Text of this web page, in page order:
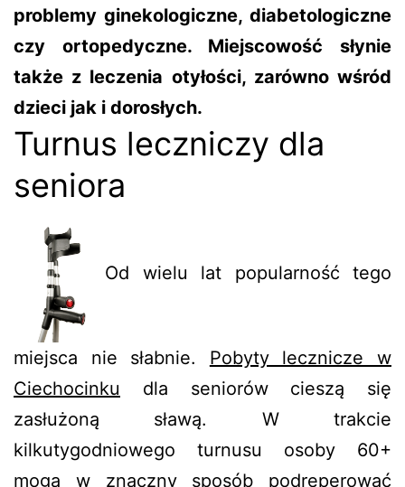
problemy ginekologiczne, diabetologiczne
czy ortopedyczne. Miejscowość słynie
także z leczenia otyłości, zarówno wśród
dzieci jak i dorosłych.
Turnus leczniczy dla
seniora
Od wielu lat popularność tego
miejsca nie słabnie. Pobyty lecznicze w
Ciechocinku dla seniorów cieszą się
zasłużoną sławą. W trakcie
kilkutygodniowego turnusu osoby 60+
mogą w znaczny sposób podreperować